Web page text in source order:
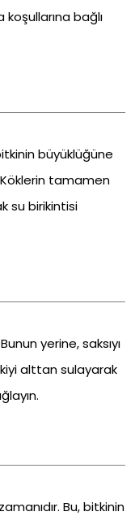
bağlı
büyüklüğüne
tamamen
su birikintisi
yerine, saksıyı
alttan sulayarak
Bu, bitkinin